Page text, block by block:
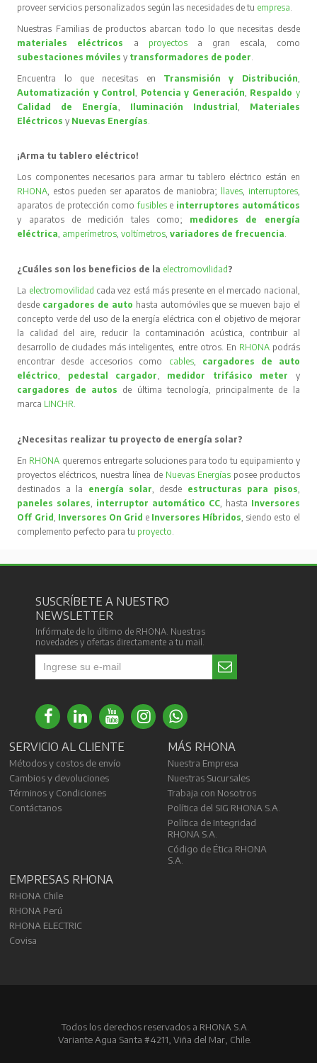
proveer servicios personalizados según las necesidades de tu empresa.
Nuestras Familias de productos abarcan todo lo que necesitas desde
materiales eléctricos
a proyectos
a gran escala, como
subestaciones móvilesy transformadores de poder.
Encuentra lo que necesitas en Transmisión y Distribución,
Automatización y Control, Potencia y Generación, Respaldo y
Calidad de Energía, Iluminación Industrial , Materiales
Eléctricos y Nuevas Energías.
¡Arma tu tablero eléctrico!
Los componentes necesarios para armar tu tablero eléctrico están en
RHONA, estos pueden ser aparatos de maniobra; llaves, interruptores,
aparatos de protección comofusibles e interruptores automáticos
y aparatos de medición tales como; medidores de energía
eléctrica, amperímetros,voltímetros,variadores de frecuencia.
¿Cuáles son los beneficios de la electromovilidad ?
La electromovilidad cada vez está más presente en el mercado nacional,
desde cargadores de auto hasta automóviles que se mueven bajo el
concepto verde del uso de la energía eléctrica con el objetivo de mejorar
la calidad del aire, reducir la contaminación acústica, contribuir al
desarrollo de ciudades más inteligentes, entre otros. En RHONA podrás
encontrar desde accesorios como cables, cargadores de auto
eléctrico, pedestal cargador, medidor trifásico meter
y
cargadores de autos de última tecnología, principalmente de la
marca LINCHR.
¿Necesitas realizar tu proyecto de energía solar?
En RHONA queremos entregarte soluciones para todo tu equipamiento y
proyectos eléctricos, nuestra línea de Nuevas Energíasposee productos
destinados a la energía solar, desde estructuras para pisos,
paneles solares, interruptor automático CC, hasta Inversores
Off Grid, Inversores On Grid e Inversores Híbridos, siendo esto el
complemento perfecto para tu proyecto.
SUSCRÍBETE A NUESTRO
NEWSLETTER
Infórmate de lo último de RHONA. Nuestras
novedades y ofertas directamente a tu mail.
SERVICIO AL CLIENTE
Métodos y costos de envío
Cambios y devoluciones
Términos y Condiciones
Contáctanos
MÁS RHONA
Nuestra Empresa
Nuestras Sucursales
Trabaja con Nosotros
Política del SIG RHONA S.A.
Política de Integridad
RHONA S.A.
Código de Ética RHONA
S.A.
EMPRESAS RHONA
RHONA Chile
RHONA Perú
RHONA ELECTRIC
Covisa
Todos los derechos reservados a RHONA S.A.
Variante Agua Santa #4211, Viña del Mar, Chile.